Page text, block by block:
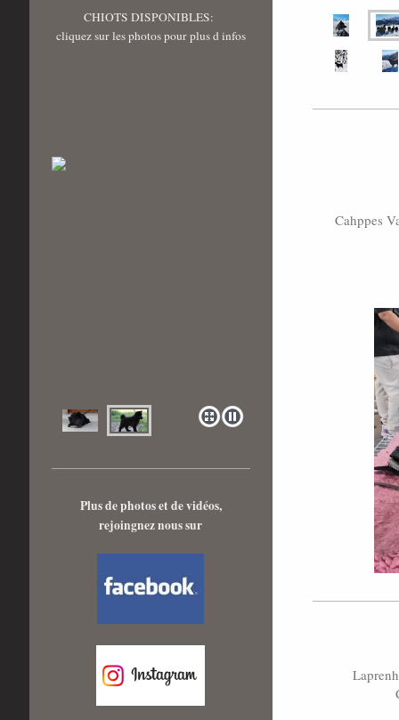
Cahppes
CHIOTS DISPONIBLES:
cliquez sur les photos pour plus d infos
Plus de photos et de vidéos,
rejoingnez nous sur